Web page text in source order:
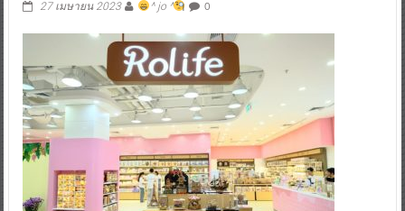
27 เมษายน 2023 ^ jo ^ 0